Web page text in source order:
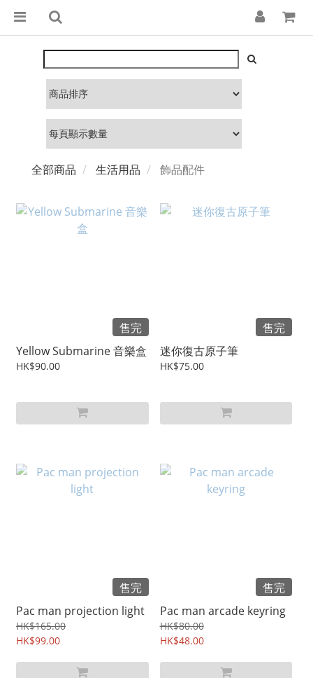
全部商品 生活用品 飾品配件
售完
Yellow Submarine 音樂盒
HK$90.00
售完
迷你復古原子筆
HK$75.00
售完
Pac man projection light
HK$165.00
HK$99.00
售完
Pac man arcade keyring
HK$80.00
HK$48.00